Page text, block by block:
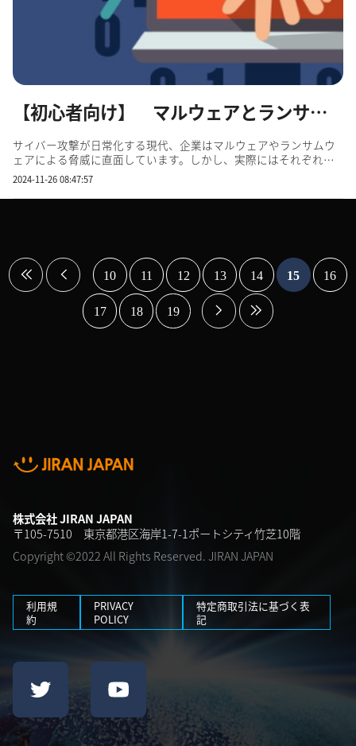
【初心者向け】 マルウェアとランサムウェアの違いと感染予防法を解説！
サイバー攻撃が日常化する現代、企業はマルウェアやランサムウ
ェアによる脅威に直面しています。しかし、実際にはそれぞれの
違いや、具体的な予防策があまり理解されていないことも多いの
が現状です。 本記事では、マルウェアとランサムウェアの基本的
な定義とそれぞれのリスク、さらに効果的な感染予防法を...
2024-11-26 08:47:57
10 11 12 13 14 15 16
17 18 19
株式会社 JIRAN JAPAN
〒105-7510 東京都港区海岸1-7-1ポートシティ竹芝10階
Copyright ©2022 All Rights Reserved. JIRAN JAPAN
利用規
約
PRIVACY
POLICY
特定商取引法に基づく表
記